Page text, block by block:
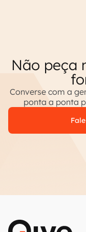
Não peça
Converse com a
ponta a ponta